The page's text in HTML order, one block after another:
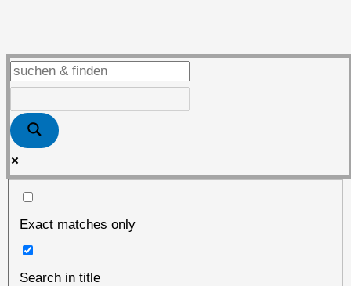
aus
Kaarst
Exact matches only
Search in title